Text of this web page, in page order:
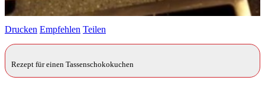
Drucken Empfehlen Teilen
Rezept für einen Tassenschokokuchen